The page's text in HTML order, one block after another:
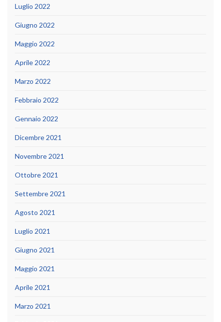
Luglio 2022
Giugno 2022
Maggio 2022
Aprile 2022
Marzo 2022
Febbraio 2022
Gennaio 2022
Dicembre 2021
Novembre 2021
Ottobre 2021
Settembre 2021
Agosto 2021
Luglio 2021
Giugno 2021
Maggio 2021
Aprile 2021
Marzo 2021